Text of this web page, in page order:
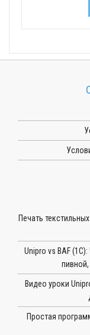
Печать
Unipro vs BAF
Видео уроки
Простая